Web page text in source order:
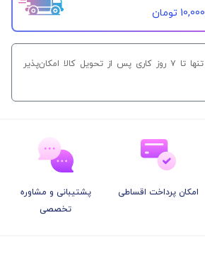
امکان بازگشت کالا تنها تا ۷ روز کاری پس از تحویل کالا امکان‌پذیر
امکان پرداخت اقساطی
پشتیبانی و مشاوره
تخصصی